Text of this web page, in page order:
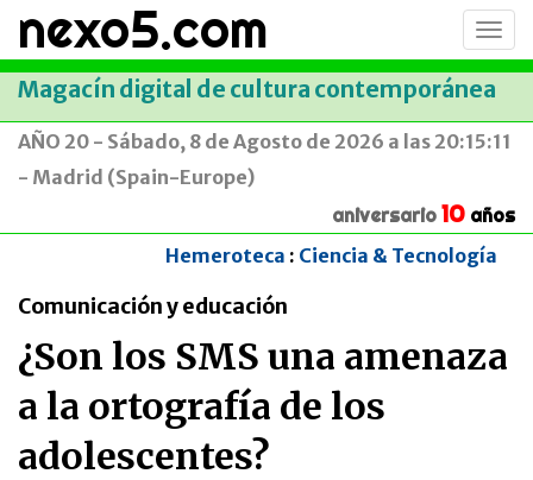
nexo5.com
Magacín digital de cultura contemporánea
AÑO 20 - Sábado, 8 de Agosto de 2026 a las 20:15:11
- Madrid (Spain-Europe)
aniversario 10 años
Hemeroteca : Ciencia & Tecnología
Comunicación y educación
¿Son los SMS una amenaza
a la ortografía de los
adolescentes?